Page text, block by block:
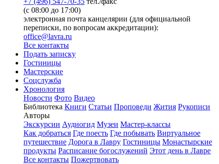
(с 08:00 до 17:00)
электронная почта канцелярии (для официальной
переписки, по вопросам аккредитации):
office@lavra.ru
Все контакты
Подать записку
Гостиницы
Мастерские
Соцслужба
Хронология
Новости Фото Видео
Библиотека Книги Статьи Проповеди Жития Рукописи
Авторы
Экскурсии Аудиогид Музеи Мастер-классы
Как добраться Где поесть Где побывать Виртуальное
путешествие Дорога в Лавру Гостиницы Монастырские
продукты Расписание богослужений Этот день в Лавре
Все контакты Пожертвовать